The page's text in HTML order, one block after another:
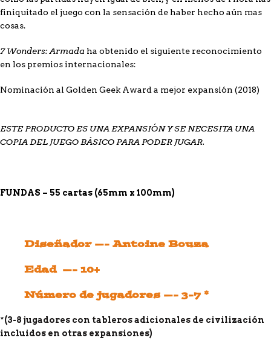
finiquitado el juego con la sensación de haber hecho aún mas
cosas.
7 Wonders: Armada ha obtenido el siguiente reconocimiento
en los premios internacionales:
Nominación al Golden Geek Award a mejor expansión (2018)
ESTE PRODUCTO ES UNA EXPANSIÓN Y SE NECESITA UNA
COPIA DEL JUEGO BÁSICO PARA PODER JUGAR.
FUNDAS – 55 cartas (65mm x 100mm)
Diseñador —- Antoine Bouza
Edad —- 10+
Número de jugadores —- 3-7 *
*(3-8 jugadores con tableros adicionales de civilización
incluidos en otras expansiones)